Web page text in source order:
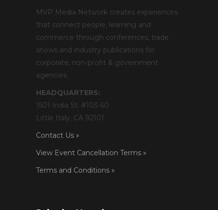
MVP Media Network creates experiences
that connect people, learning and
commerce through conferences, trade
shows and industry publications for
corporate, non-profit & government
agencies.
HEADQUARTERS:
1501 India St. #103-60
Little Italy, CA 92101
Contact Us »
View Event Cancellation Terms »
Terms and Conditions »